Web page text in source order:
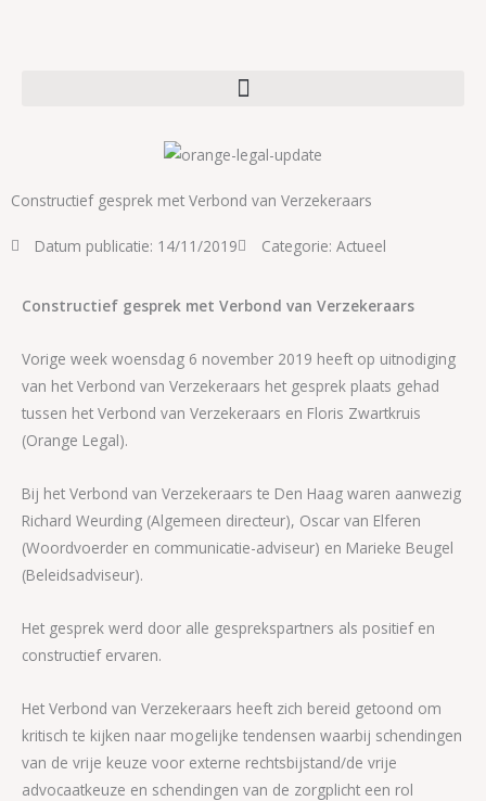
Constructief gesprek met Verbond van Verzekeraars
Datum publicatie: 14/11/2019 Categorie: Actueel
Constructief gesprek met Verbond van Verzekeraars
Vorige week woensdag 6 november 2019 heeft op uitnodiging
van het Verbond van Verzekeraars het gesprek plaats gehad
tussen het Verbond van Verzekeraars en Floris Zwartkruis
(Orange Legal).
Bij het Verbond van Verzekeraars te Den Haag waren aanwezig
Richard Weurding (Algemeen directeur), Oscar van Elferen
(Woordvoerder en communicatie-adviseur) en Marieke Beugel
(Beleidsadviseur).
Het gesprek werd door alle gesprekspartners als positief en
constructief ervaren.
Het Verbond van Verzekeraars heeft zich bereid getoond om
kritisch te kijken naar mogelijke tendensen waarbij schendingen
van de vrije keuze voor externe rechtsbijstand/de vrije
advocaatkeuze en schendingen van de zorgplicht een rol